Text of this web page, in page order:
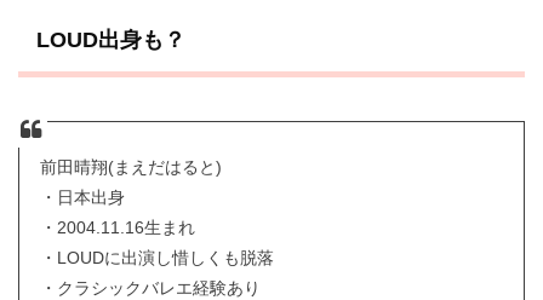
LOUD出身も？
前田晴翔(まえだはると)
・日本出身
・2004.11.16生まれ
・LOUDに出演し惜しくも脱落
・クラシックバレエ経験あり